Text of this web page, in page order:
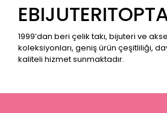
1999’dan beri çelik takı, bijuteri ve
koleksiyonları, geniş ürün çeşitliliği,
kaliteli hizmet sunmaktadır.